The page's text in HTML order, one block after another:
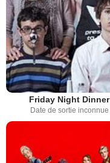
Friday Night Dinner
Date de sortie inconnue